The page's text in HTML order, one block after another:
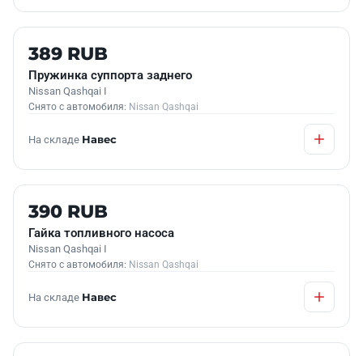
Б/У В НАЛИЧИИ
389 RUB
Пружинка суппорта заднего
Nissan Qashqai I
Снято с автомобиля: Nissan Qashqai
На складе Навес
Б/У В НАЛИЧИИ
390 RUB
Гайка топливного насоса
Nissan Qashqai I
Снято с автомобиля: Nissan Qashqai
На складе Навес